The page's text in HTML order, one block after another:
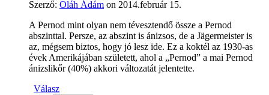
Szerző: Oláh Ádám on 2014.február 15.
A Pernod mint olyan nem tévesztendő össze a Pernod
abszinttal. Persze, az abszint is ánizsos, de a Jägermeister is
az, mégsem biztos, hogy jó lesz ide. Ez a koktél az 1930-as
évek Amerikájában született, ahol a „Pernod” a mai Pernod
ánizslikőr (40%) akkori változatát jelentette.
Válasz